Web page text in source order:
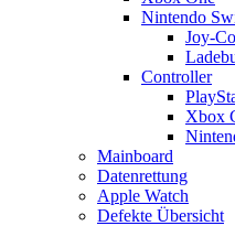
Nintendo
Joy-
Controller
Xbox
Mainboard
Datenrettung
Apple Watch
Defekte Übersicht